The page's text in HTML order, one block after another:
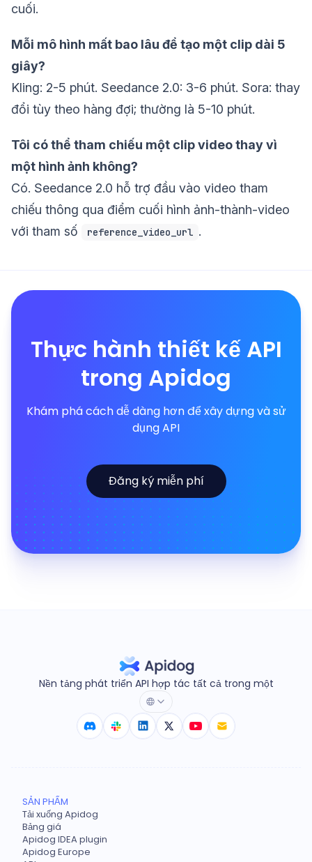
cuối.
Mỗi mô hình mất bao lâu để tạo một clip dài 5
giây?
Kling: 2-5 phút. Seedance 2.0: 3-6 phút. Sora: thay
đổi tùy theo hàng đợi; thường là 5-10 phút.
Tôi có thể tham chiếu một clip video thay vì
một hình ảnh không?
Có. Seedance 2.0 hỗ trợ đầu vào video tham
chiếu thông qua điểm cuối hình ảnh-thành-video
với tham số
reference_video_url .
Thực hành thiết kế API
trong Apidog
Khám phá cách dễ dàng hơn để xây dựng và sử
dụng API
Đăng ký miễn phí
Nền tảng phát triển API hợp tác tất cả trong một
SẢN PHẨM
Tải xuống Apidog
Bảng giá
Apidog IDEA plugin
Apidog Europe